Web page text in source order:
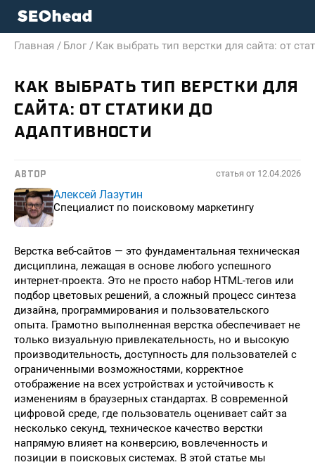
Главная / Блог / Как выбрать тип верстки для сайта: от
КАК ВЫБРАТЬ ТИП ВЕРСТКИ ДЛЯ
САЙТА: ОТ СТАТИКИ ДО
АДАПТИВНОСТИ
АВТОР статья от 12.04.2026
Алексей Лазутин
Специалист по поисковому маркетингу
Верстка веб-сайтов — это фундаментальная техническая
дисциплина, лежащая в основе любого успешного
интернет-проекта. Это не просто набор HTML-тегов или
подбор цветовых решений, а сложный процесс синтеза
дизайна, программирования и пользовательского
опыта. Грамотно выполненная верстка обеспечивает не
только визуальную привлекательность, но и высокую
производительность, доступность для пользователей с
ограниченными возможностями, корректное
отображение на всех устройствах и устойчивость к
изменениям в браузерных стандартах. В современной
цифровой среде, где пользователь оценивает сайт за
несколько секунд, техническое качество верстки
напрямую влияет на конверсию, вовлеченность и
позиции в поисковых системах. В этой статье мы